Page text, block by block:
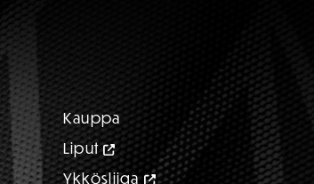
Kauppa
Liput
Ykkösliiga